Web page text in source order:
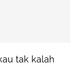
tak kalah